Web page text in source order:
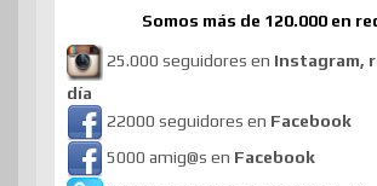
Somos más de 120.000 en
25.000 seguidores en Instagram,
día
22000 seguidores en Facebook
5000 amig@s en Facebook